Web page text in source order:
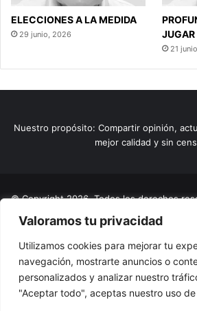
Valoramos tu privacidad
Utilizamos cookies para mejorar tu
navegación, mostrarte anuncios o
personalizados y analizar nuestro
"Aceptar todo", aceptas nuestro uso
ELECCIONES A LA MEDIDA
29 junio, 2026
JUGAR
21
Nuestro propósito: Compartir opinión,
mejor calidad y sin
© Copyright 2026, Todos los derechos
SAS BICNit 901228106
Home
Actualidad Variedades Opinion
El Tinteadero
Caricaturas
Facebook